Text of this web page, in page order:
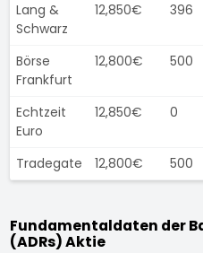
Lang &
Schwarz
12,850€ 396
Börse
Frankfurt
12,800€ 500
Echtzeit
Euro
12,850€ 0
Tradegate 12,800€ 500
Fundamentaldaten der
(ADRs) Aktie